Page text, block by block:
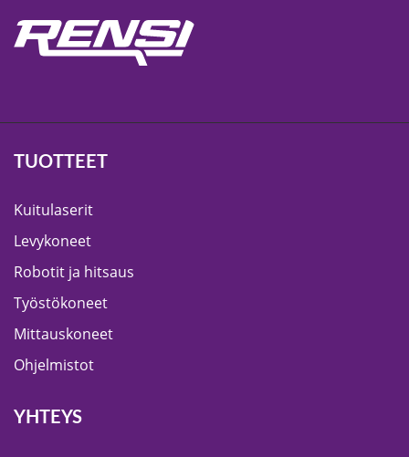
TUOTTEET
Kuitulaserit
Levykoneet
Robotit ja hitsaus
Työstökoneet
Mittauskoneet
Ohjelmistot
YHTEYS